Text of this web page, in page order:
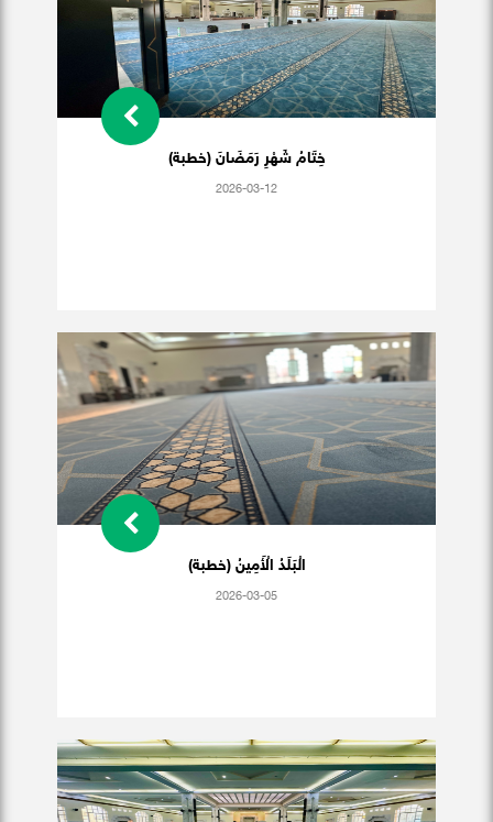
خِتَامُ شَهْرِ رَمَضَانَ (خطبة)
2026-03-12
الْبَلَدُ الْأَمِينُ (خطبة)
2026-03-05